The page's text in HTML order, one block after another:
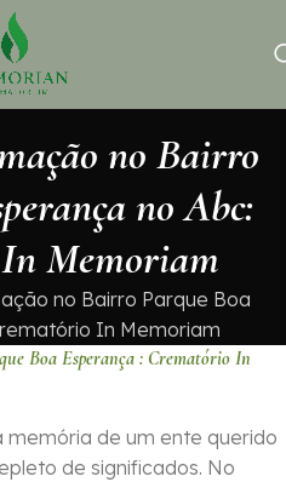
no Bairro
no Abc:
Memoriam
no Bairro Parque Boa
In Memoriam
Boa Esperança : Crematório In
de um ente querido
de significados. No